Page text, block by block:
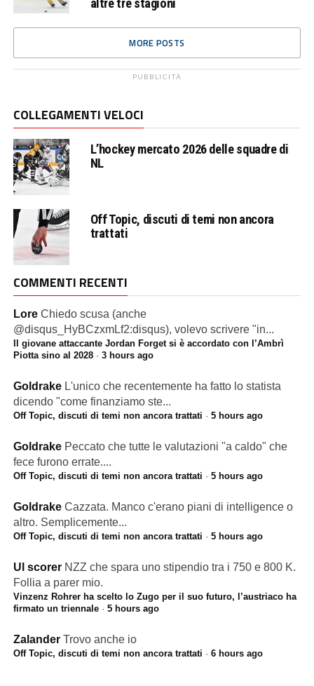
altre tre stagioni
MORE POSTS
PUBBLICITÀ
COLLEGAMENTI VELOCI
L’hockey mercato 2026 delle squadre di
NL
Off Topic, discuti di temi non ancora
trattati
COMMENTI RECENTI
Lore Chiedo scusa (anche
@disqus_HyBCzxmLf2:disqus), volevo scrivere "in...
Il giovane attaccante Jordan Forget si è accordato con l’Ambrì
Piotta sino al 2028· 3 hours ago
Goldrake L'unico che recentemente ha fatto lo statista
dicendo "come finanziamo ste...
Off Topic, discuti di temi non ancora trattati · 5 hours ago
Goldrake Peccato che tutte le valutazioni "a caldo" che
fece furono errate....
Off Topic, discuti di temi non ancora trattati · 5 hours ago
Goldrake Cazzata. Manco c'erano piani di intelligence o
altro. Semplicemente...
Off Topic, discuti di temi non ancora trattati · 5 hours ago
Ul scorer NZZ che spara uno stipendio tra i 750 e 800 K.
Follia a parer mio.
Vinzenz Rohrer ha scelto lo Zugo per il suo futuro, l’austriaco ha
firmato un triennale· 5 hours ago
Zalander Trovo anche io
Off Topic, discuti di temi non ancora trattati · 6 hours ago